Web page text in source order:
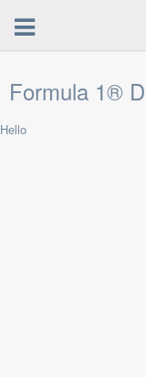
Formula 1®
Hello